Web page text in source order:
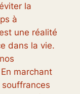
la
à
une réalité
dans la vie.
marchant